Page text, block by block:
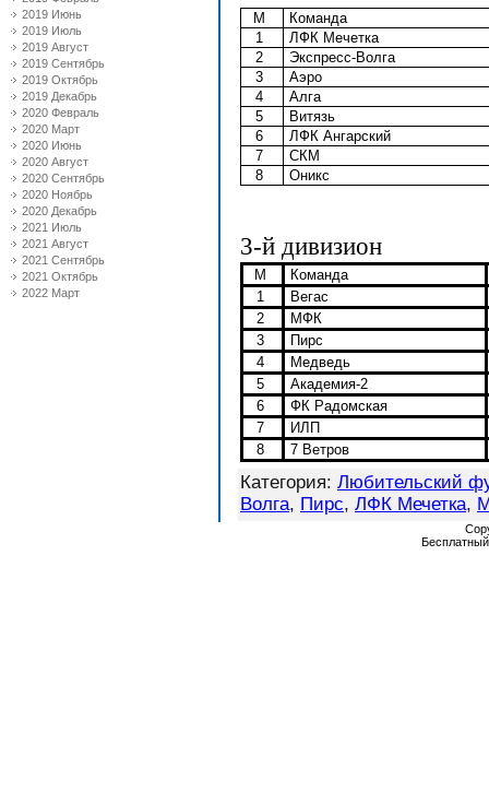
2019 Июнь
2019 Июль
2019 Август
2019 Сентябрь
2019 Октябрь
2019 Декабрь
2020 Февраль
2020 Март
2020 Июнь
2020 Август
2020 Сентябрь
2020 Ноябрь
2020 Декабрь
2021 Июль
2021 Август
2021 Сентябрь
2021 Октябрь
2022 Март
М
Команда
1
ЛФК Мечетка
2
Экспресс-Волга
3
Аэро
4
Алга
5
Витязь
6
ЛФК Ангарский
7
СКМ
8
Оникс
3-й дивизион
М
Команда
1
Вегас
2
МФК
3
Пирс
4
Медведь
5
Академия-2
6
ФК Радомская
7
ИЛП
8
7 Ветров
Категория: Любительский
Волга, Пирс, ЛФК Мечетка,